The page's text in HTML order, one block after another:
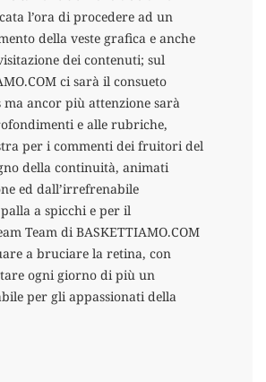
l’ora di procedere ad un
della veste grafica e anche
dei contenuti; sul
ci sarà il consueto
ma ancor più attenzione sarà
e alle rubriche,
per i commenti dei fruitori del
della continuità, animati
ed dall’irrefrenabile
a spicchi e per il
Team di BASKETTIAMO.COM
a bruciare la retina, con
ogni giorno di più un
per gli appassionati della